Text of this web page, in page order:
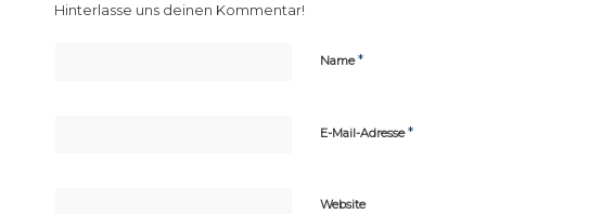
Hinterlasse uns deinen Kommentar!
Name*
E-Mail-Adresse*
Website